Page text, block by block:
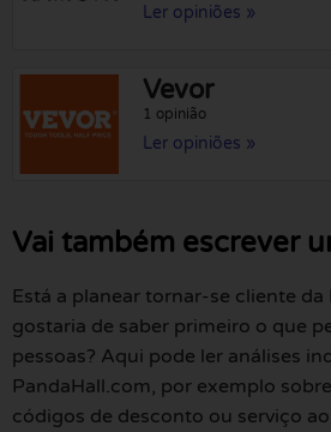
Ler opiniões »
Vevor
1 opinião
Ler opiniões »
Vai também escrever
Está a planear tornar-se cliente
gostaria de saber primeiro o que
pessoas? Aqui pode ler análises
PandaHall.com, por exemplo
códigos de desconto ou serviço